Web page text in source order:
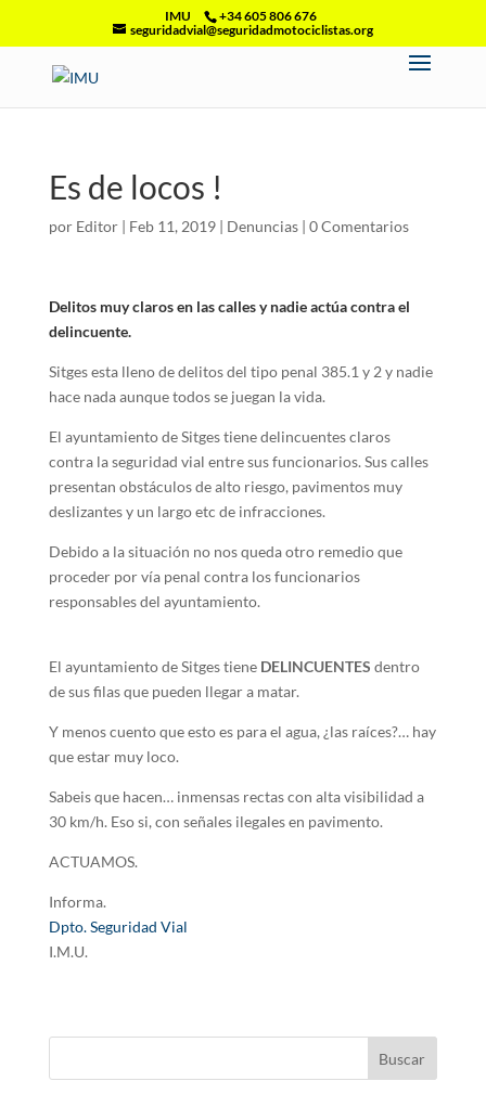
IMU
+34 605 806 676
seguridadvial@seguridadmotociclistas.org
Es de locos !
por Editor| Feb 11, 2019| Denuncias| 0 Comentarios
Delitos muy claros en las calles y nadie actúa contra el
delincuente.
Sitges esta lleno de delitos del tipo penal 385.1 y 2 y nadie
hace nada aunque todos se juegan la vida.
El ayuntamiento de Sitges tiene delincuentes claros
contra la seguridad vial entre sus funcionarios. Sus calles
presentan obstáculos de alto riesgo, pavimentos muy
deslizantes y un largo etc de infracciones.
Debido a la situación no nos queda otro remedio que
proceder por vía penal contra los funcionarios
responsables del ayuntamiento.
El ayuntamiento de Sitges tiene DELINCUENTES dentro
de sus filas que pueden llegar a matar.
Y menos cuento que esto es para el agua, ¿las raíces?… hay
que estar muy loco.
Sabeis que hacen… inmensas rectas con alta visibilidad a
30 km/h. Eso si, con señales ilegales en pavimento.
ACTUAMOS.
Informa.
Dpto. Seguridad Vial
I.M.U.